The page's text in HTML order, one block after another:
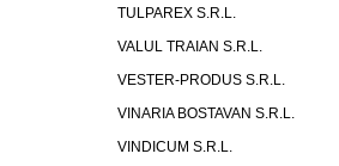
TULPAREX S.R.L.
VALUL TRAIAN S.R.L.
VESTER-PRODUS S.R.L.
VINARIA BOSTAVAN S.R.L.
VINDICUM S.R.L.